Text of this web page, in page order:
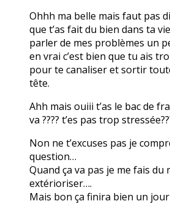
Ohhh ma belle mais faut pas
que t’as fait du bien dans ta
parler de mes problèmes un
en vrai c’est bien que tu ais
pour te canaliser et sortir
tête.
Ahh mais ouiii t’as le bac de
va ???? t’es pas trop
Non ne t’excuses pas je
question…
Quand ça va pas je me fais
extérioriser….
Mais bon ça finira bien un